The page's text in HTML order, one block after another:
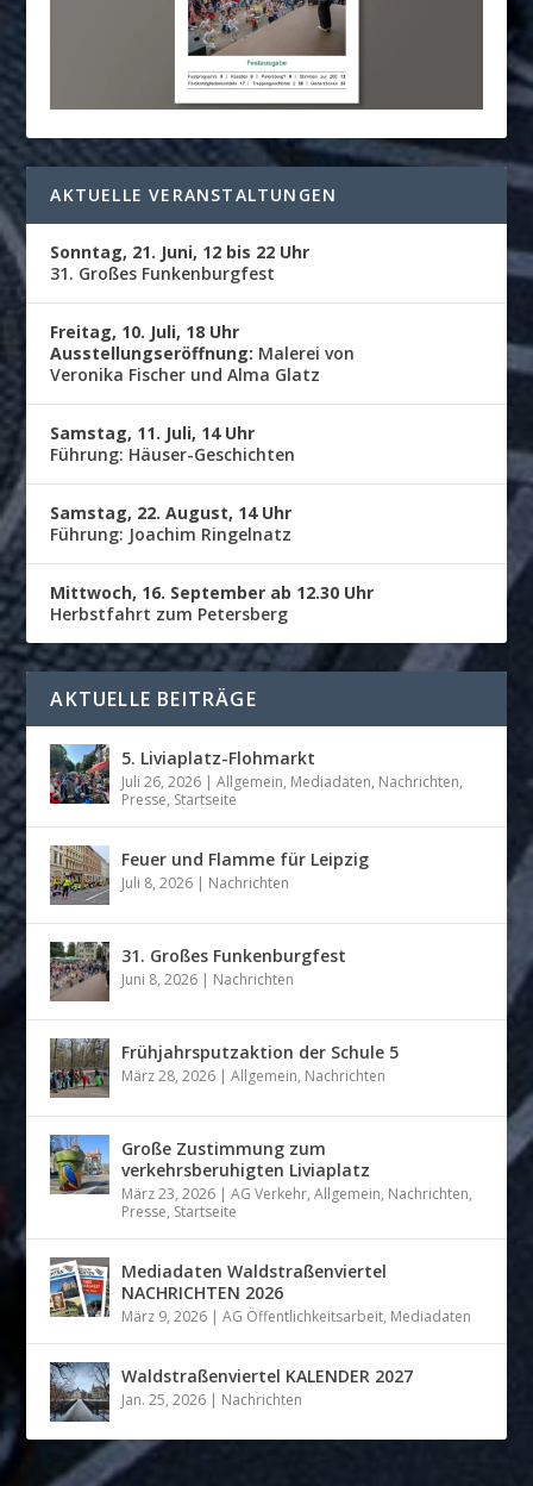
AKTUELLE VERANSTALTUNGEN
Sonntag, 21. Juni, 12 bis 22 Uhr
31. Großes Funkenburgfest
Freitag, 10. Juli, 18 Uhr
Ausstellungseröffnung: Malerei von
Veronika Fischer und Alma Glatz
Samstag, 11. Juli, 14 Uhr
Führung: Häuser-Geschichten
Samstag, 22. August, 14 Uhr
Führung: Joachim Ringelnatz
Mittwoch, 16. September ab 12.30 Uhr
Herbstfahrt zum Petersberg
AKTUELLE BEITRÄGE
5. Liviaplatz-Flohmarkt
Juli 26, 2026 |Allgemein, Mediadaten, Nachrichten,
Presse, Startseite
Feuer und Flamme für Leipzig
Juli 8, 2026 | Nachrichten
31. Großes Funkenburgfest
Juni 8, 2026 | Nachrichten
Frühjahrsputzaktion der Schule 5
März 28, 2026 |Allgemein, Nachrichten
Große Zustimmung zum
verkehrsberuhigten Liviaplatz
März 23, 2026 |AG Verkehr,Allgemein, Nachrichten,
Presse, Startseite
Mediadaten Waldstraßenviertel
NACHRICHTEN 2026
März 9, 2026 |AG Öffentlichkeitsarbeit, Mediadaten
Waldstraßenviertel KALENDER 2027
Jan. 25, 2026 | Nachrichten